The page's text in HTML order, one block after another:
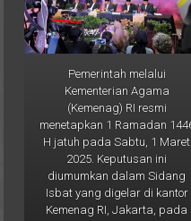
Pemerintah melalui
Kementerian Agama
(Kemenag) RI resmi
menetapkan 1 Ramadan 1446
H jatuh pada Sabtu, 1 Maret
2025. Keputusan ini
diumumkan dalam Sidang
Isbat yang digelar di kantor